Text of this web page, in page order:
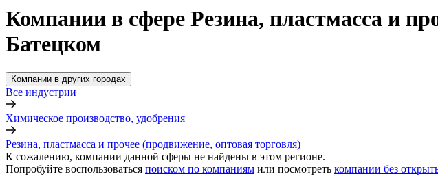
Компании в сфере Резина, пластмасса и
Батецком
Компании в других городах
Все индустрии
Химическое производство, удобрения
Резина, пластмасса и прочее (продвижение, оптовая торговля)
К сожалению, компании данной сферы не найдены в этом регионе.
Попробуйте воспользоваться поиском по компаниям или посмотреть компании без